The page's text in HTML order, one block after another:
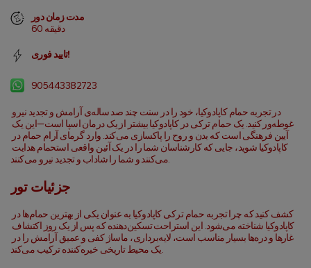
می‌کنند و شما را شاداب و تجدید نیرو می‌کنند.
جزئیات تور
یک محیط تاریخی خیره‌کننده ترکیب می‌کند.
مدت زمان دور
60 دقیقه
تایید فوری!
905443382723